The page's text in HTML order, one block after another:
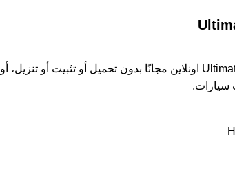
العب لعبة Ultimate Stunt Car Challenge اونلاين مجانًا بدون تحميل أو تثبيت أو تنزيل، أو
سيارات.